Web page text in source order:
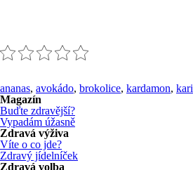
ananas, avokádo, brokolice, kardamon, kari
Magazín
Buďte zdravější?
Vypadám úžasně
Zdravá výživa
Víte o co jde?
Zdravý jídelníček
Zdravá volba